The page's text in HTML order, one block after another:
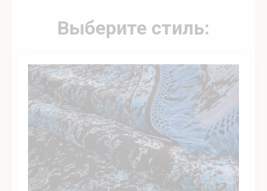
Выберите стиль: